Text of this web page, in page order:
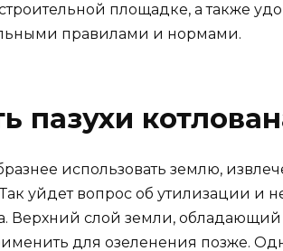
площадке, а также
правилами и нормами.
пазухи
использовать землю,
уйдет вопрос об утилизации и
Верхний слой земли,
для озеленения позже.